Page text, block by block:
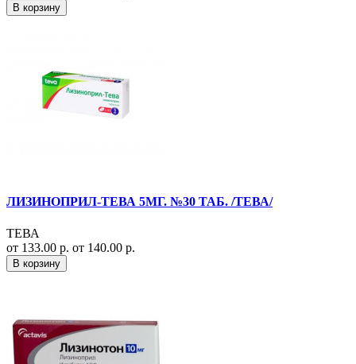
В корзину
ЛИЗИНОПРИЛ-ТЕВА 5МГ. №30 ТАБ. /ТЕВА/
ТЕВА
от 133.00 р. от 140.00 р.
В корзину